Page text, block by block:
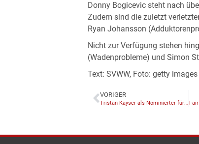
Donny Bogicevic steht nach
Zudem sind die zuletzt
Ryan Johansson
Nicht zur Verfügung stehen
(Wadenprobleme) und Simon
Text: SVWW, Foto: getty images
VORIGER
Tristan Kayser als Nominierter für Fair-Play-Geste geehrt